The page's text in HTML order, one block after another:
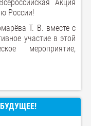
Акция
России!
Т. В. вместе с
участие в этой
мероприятие,